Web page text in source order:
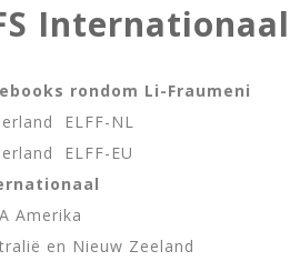
Internationaal
rondom Li-Fraumeni
ELFF-NL
ELFF-EU
Amerika
en Nieuw Zeeland